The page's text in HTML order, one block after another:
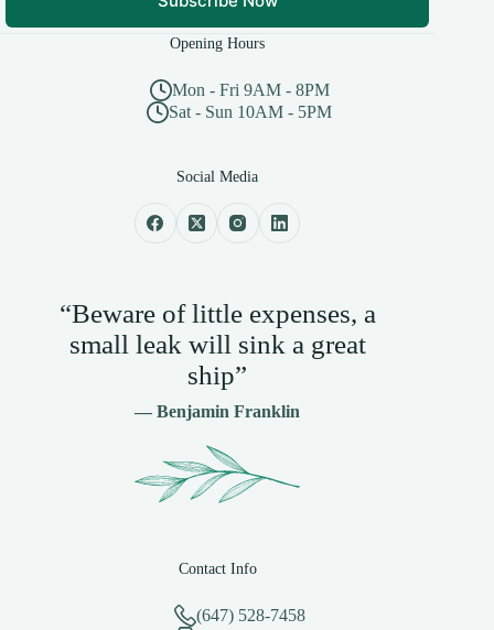
Opening Hours
Mon - Fri 9AM - 8PM
Sat - Sun 10AM - 5PM
Social Media
“Beware of little expenses, a
small leak will sink a great
ship”
— Benjamin Franklin
Contact Info
(647) 528-7458